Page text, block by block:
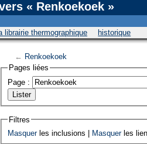
« Renkoekoek »
librairie thermographique historique
← Renkoekoek
Pages liées
Page :
Filtres
Masquerles inclusions | Masquerles